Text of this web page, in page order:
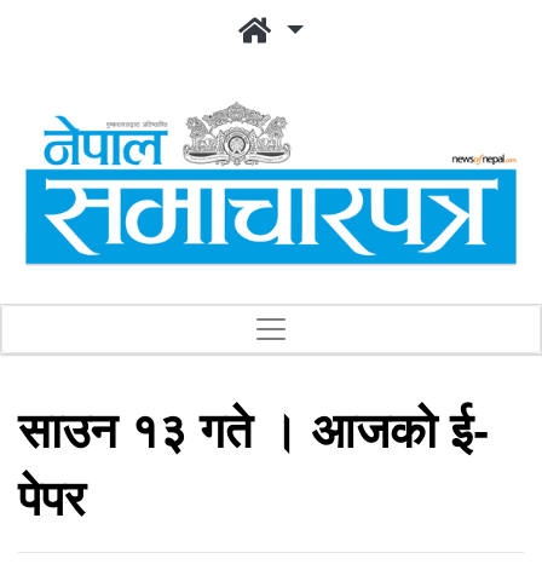
साउन १३ गते । आजको ई-
पेपर